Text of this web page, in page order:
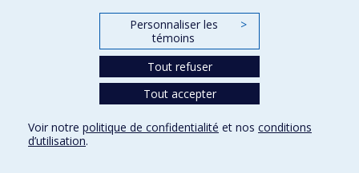
Personnaliser les
témoins
>
Tout refuser
Tout accepter
Voir notre politique de confidentialité et nos conditions
d’utilisation.